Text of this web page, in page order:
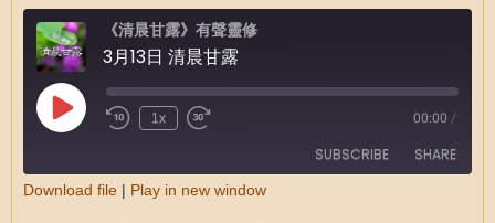
《清晨甘露》有聲靈修
3月13日 清晨甘露
1x 00:00 /
SUBSCRIBE SHARE
Download file | Play in new window